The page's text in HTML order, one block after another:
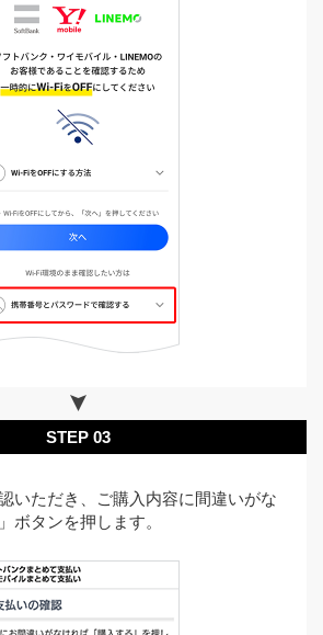
STEP 03
いただき、ご購入内容に間違いがな
ボタンを押します。